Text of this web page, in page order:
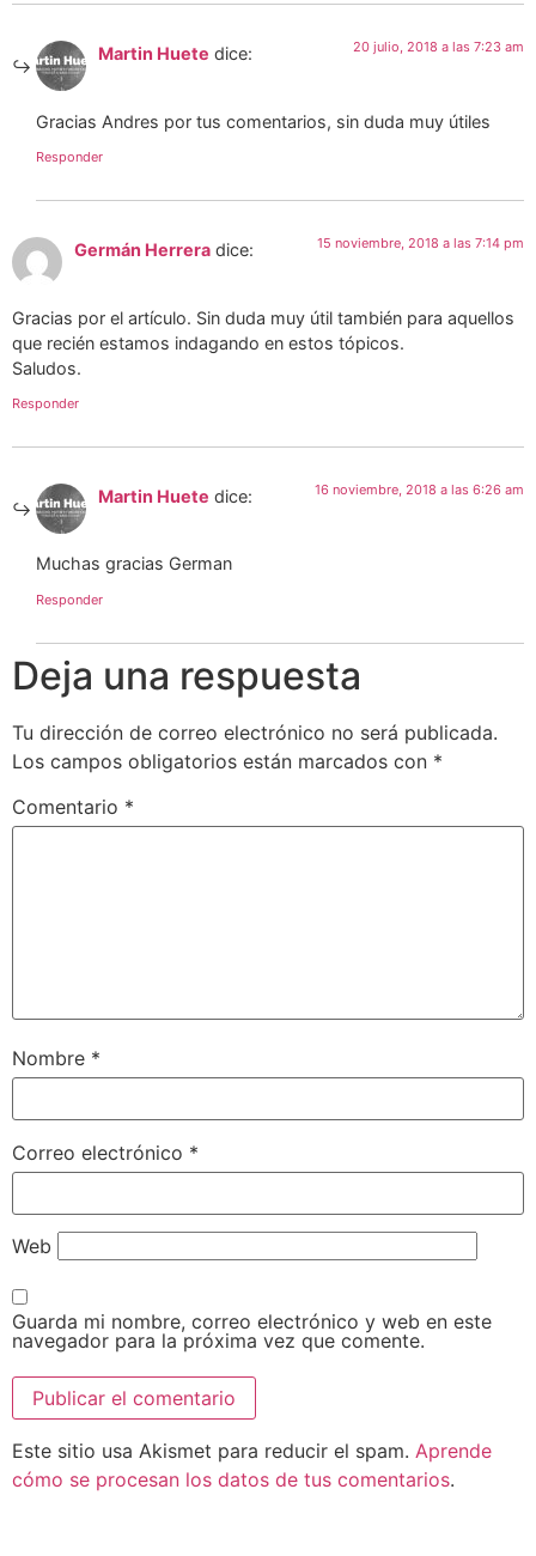
Martin Huete dice: 20 julio, 2018 a las 7:23 am
Gracias Andres por tus comentarios, sin duda muy útiles
Responder
Germán Herrera dice: 15 noviembre, 2018 a las 7:14 pm
Gracias por el artículo. Sin duda muy útil también para aquellos
que recién estamos indagando en estos tópicos.
Saludos.
Responder
Martin Huete dice: 16 noviembre, 2018 a las 6:26 am
Muchas gracias German
Responder
Deja una respuesta
Tu dirección de correo electrónico no será publicada.
Los campos obligatorios están marcados con *
Comentario *
Nombre *
Correo electrónico *
Web
Guarda mi nombre, correo electrónico y web en este
navegador para la próxima vez que comente.
Este sitio usa Akismet para reducir el spam. Aprende
cómo se procesan los datos de tus comentarios.